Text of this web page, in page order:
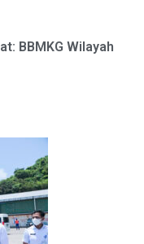
BBMKG Wilayah